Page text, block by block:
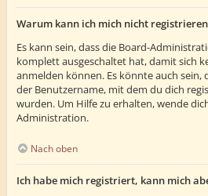
Warum kann ich mich nicht
Es kann sein, dass die Board-
komplett ausgeschaltet hat, damit sich
anmelden können. Es könnte auch sein,
der Benutzername, mit dem du dich
wurden. Um Hilfe zu erhalten, wende
Administration.
Nach oben
Ich habe mich registriert, kann mich